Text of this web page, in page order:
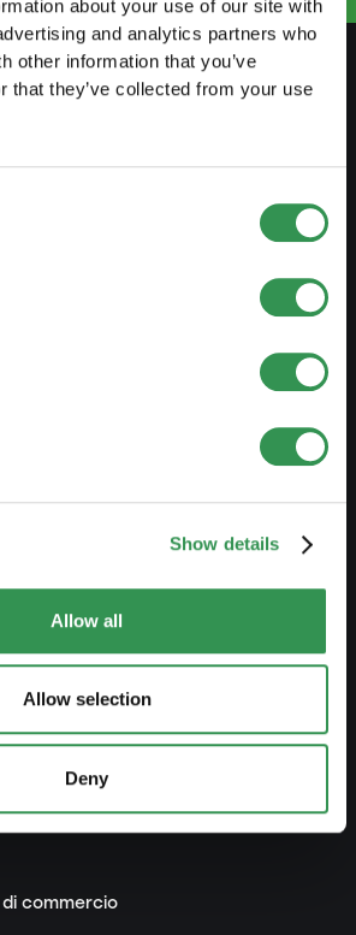
about your use of our site with
and analytics partners who
other information that you’ve
that they’ve collected from your use
Show details
Allow all
Allow selection
Deny
commercio